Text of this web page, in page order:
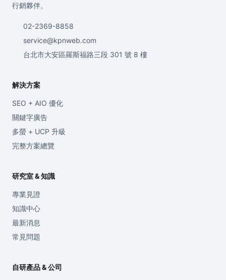
行銷夥伴。
02-2369-8858
service@kpnweb.com
台北市大安區羅斯福路三段 301 號 8 樓
解決方案
SEO + AIO 優化
關鍵字廣告
多螢 + UCP 升級
完整方案總覽
研究室 & 知識
專業見證
知識中心
最新消息
常見問題
自研產品 & 公司